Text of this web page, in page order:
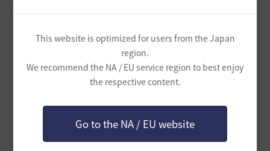
This website is optimized for users from the Japan
region.
We recommend the NA / EU service region to best enjoy
the respective content.
Go to the NA / EU website
こちらは・・・ 重帆船の種類を解説した動画 です！